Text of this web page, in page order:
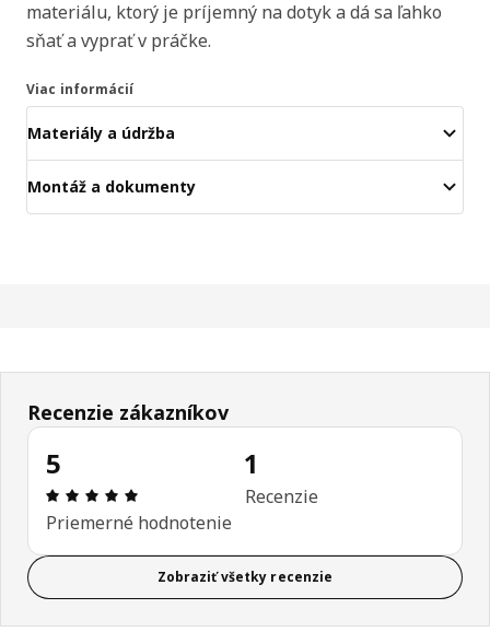
materiálu, ktorý je príjemný na dotyk a dá sa ľahko
sňať a vyprať v práčke.
Viac informácií
Materiály a údržba
Montáž a dokumenty
Recenzie zákazníkov
5
Hodnotenie: 5 z 5 hviezdičiek. Celkový počet
Priemerné hodnotenie
1
Recenzie
Zobraziť všetky recenzie